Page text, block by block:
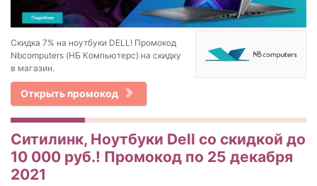
Скидка 7% на ноутбуки DELL! Промокод
Nbcomputers (НБ Компьютерс) на скидку
в магазин.
Открыть промокод
Ситилинк, Ноутбуки Dell со скидкой до
10 000 руб.! Промокод по 25 декабря
2021